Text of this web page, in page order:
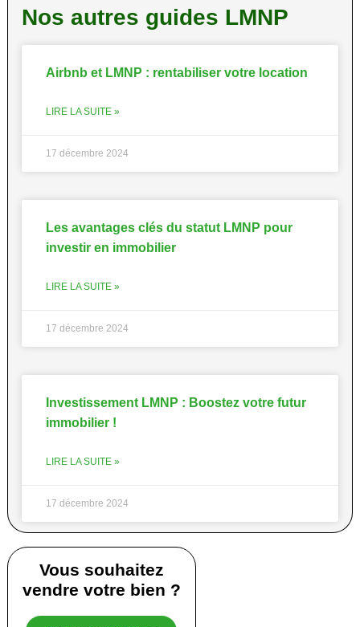
Nos autres guides LMNP
Airbnb et LMNP : rentabiliser votre location
LIRE LA SUITE »
17 décembre 2024
Les avantages clés du statut LMNP pour
investir en immobilier
LIRE LA SUITE »
17 décembre 2024
Investissement LMNP : Boostez votre futur
immobilier !
LIRE LA SUITE »
17 décembre 2024
Vous souhaitez
vendre votre bien ?